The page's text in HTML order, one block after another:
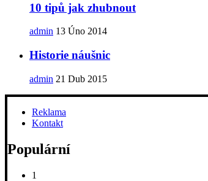
10 tipů jak zhubnout
admin 13 Úno 2014
Historie náušnic
admin 21 Dub 2015
Reklama
Kontakt
Populární
1